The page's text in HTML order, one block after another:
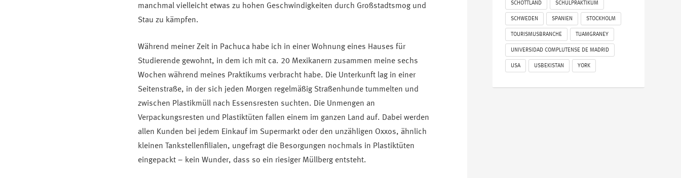
manchmal vielleicht etwas zu hohen Geschwindigkeiten durch Großstadtsmog und
Stau zu kämpfen.
Während meiner Zeit in Pachuca habe ich in einer Wohnung eines Hauses für
Studierende gewohnt, in dem ich mit ca. 20 Mexikanern zusammen meine sechs
Wochen während meines Praktikums verbracht habe. Die Unterkunft lag in einer
Seitenstraße, in der sich jeden Morgen regelmäßig Straßenhunde tummelten und
zwischen Plastikmüll nach Essensresten suchten. Die Unmengen an
Verpackungsresten und Plastiktüten fallen einem im ganzen Land auf. Dabei werden
allen Kunden bei jedem Einkauf im Supermarkt oder den unzähligen Oxxos, ähnlich
kleinen Tankstellenfilialen, ungefragt die Besorgungen nochmals in Plastiktüten
eingepackt – kein Wunder, dass so ein riesiger Müllberg entsteht.
SCHOTTLAND SCHULPRAKTIKUM
SCHWEDEN SPANIEN STOCKHOLM
TOURISMUSBRANCHE TUAMGRANEY
UNIVERSIDAD COMPLUTENSE DE MADRID
USA USBEKISTAN YORK